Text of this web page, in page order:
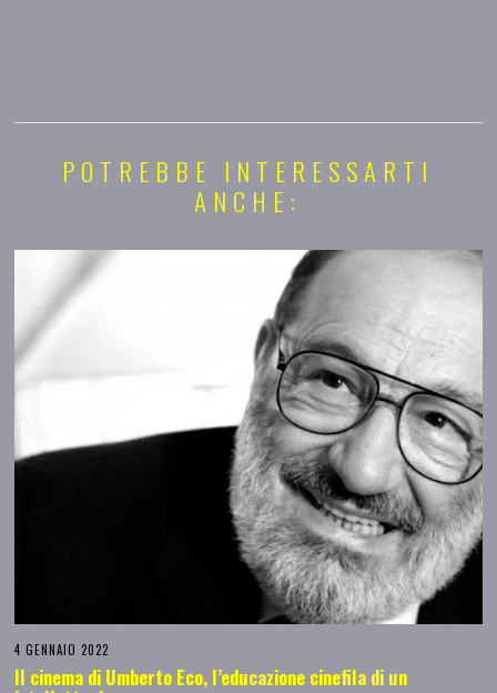
POTREBBE INTERESSARTI
ANCHE:
4 GENNAIO 2022
Il cinema di Umberto Eco, l’educazione cinefila di un